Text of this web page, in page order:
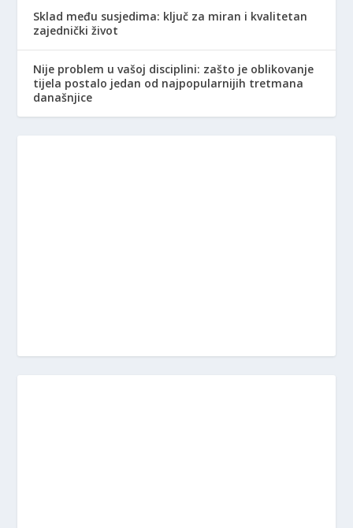
Sklad među susjedima: ključ za miran i kvalitetan
zajednički život
Nije problem u vašoj disciplini: zašto je oblikovanje
tijela postalo jedan od najpopularnijih tretmana
današnjice